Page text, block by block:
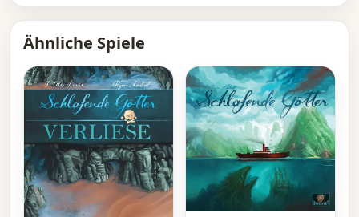
Ähnliche Spiele